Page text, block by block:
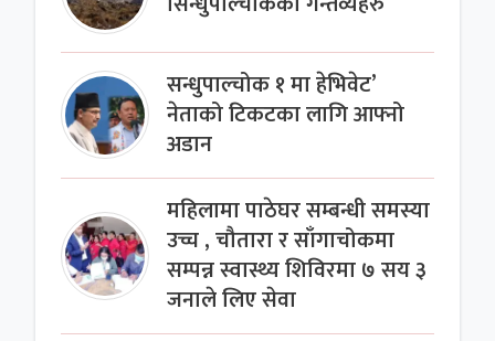
सन्धुपाल्चोक १ मा हेभिवेट’
नेताको टिकटका लागि आफ्नो
अडान
महिलामा पाठेघर सम्बन्धी समस्या
उच्च , चौतारा र साँगाचोकमा
सम्पन्न स्वास्थ्य शिविरमा ७ सय ३
जनाले लिए सेवा